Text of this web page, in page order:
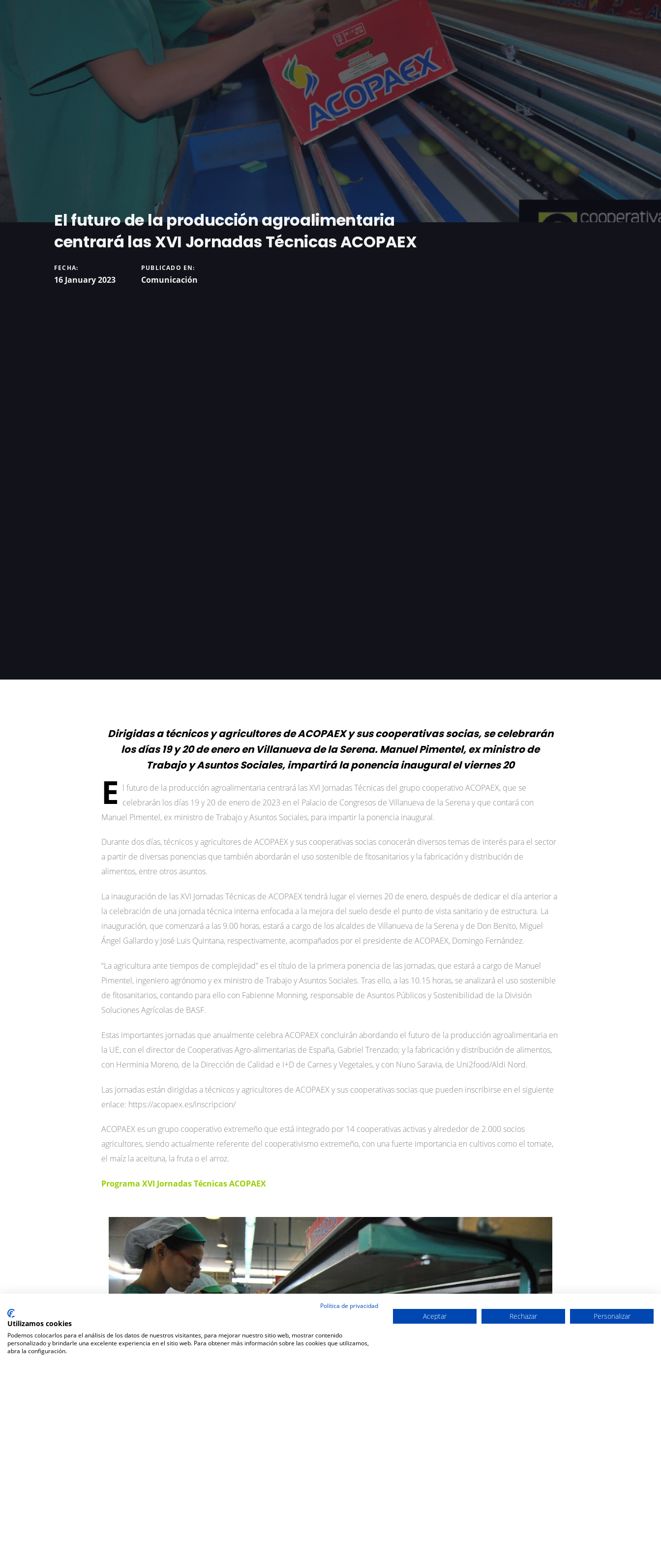
El futuro de la producción agroalimentaria
centrará las XVI Jornadas Técnicas ACOPAEX
FECHA:
16 January 2023
PUBLICADO EN:
Comunicación
Dirigidas a técnicos y agricultores de ACOPAEX y sus cooperativas socias, se celebrarán
los días 19 y 20 de enero en Villanueva de la Serena. Manuel Pimentel, ex ministro de
Trabajo y Asuntos Sociales, impartirá la ponencia inaugural el viernes 20
E l futuro de la producción agroalimentaria centrará las XVI Jornadas Técnicas del grupo cooperativo ACOPAEX, que se
celebrarán los días 19 y 20 de enero de 2023 en el Palacio de Congresos de Villanueva de la Serena y que contará con
Manuel Pimentel, ex ministro de Trabajo y Asuntos Sociales, para impartir la ponencia inaugural.
Durante dos días, técnicos y agricultores de ACOPAEX y sus cooperativas socias conocerán diversos temas de interés para el sector
a partir de diversas ponencias que también abordarán el uso sostenible de fitosanitarios y la fabricación y distribución de
alimentos, entre otros asuntos.
La inauguración de las XVI Jornadas Técnicas de ACOPAEX tendrá lugar el viernes 20 de enero, después de dedicar el día anterior a
la celebración de una jornada técnica interna enfocada a la mejora del suelo desde el punto de vista sanitario y de estructura. La
inauguración, que comenzará a las 9.00 horas, estará a cargo de los alcaldes de Villanueva de la Serena y de Don Benito, Miguel
Ángel Gallardo y José Luis Quintana, respectivamente, acompañados por el presidente de ACOPAEX, Domingo Fernández.
“La agricultura ante tiempos de complejidad” es el título de la primera ponencia de las jornadas, que estará a cargo de Manuel
Pimentel, ingeniero agrónomo y ex ministro de Trabajo y Asuntos Sociales. Tras ello, a las 10.15 horas, se analizará el uso sostenible
de fitosanitarios, contando para ello con Fabienne Monning, responsable de Asuntos Públicos y Sostenibilidad de la División
Soluciones Agrícolas de BASF.
Estas importantes jornadas que anualmente celebra ACOPAEX concluirán abordando el futuro de la producción agroalimentaria en
la UE, con el director de Cooperativas Agro-alimentarias de España, Gabriel Trenzado; y la fabricación y distribución de alimentos,
con Herminia Moreno, de la Dirección de Calidad e I+D de Carnes y Vegetales, y con Nuno Saravia, de Uni2food/Aldi Nord.
Las jornadas están dirigidas a técnicos y agricultores de ACOPAEX y sus cooperativas socias que pueden inscribirse en el siguiente
enlace: https://acopaex.es/inscripcion/
ACOPAEX es un grupo cooperativo extremeño que está integrado por 14 cooperativas activas y alrededor de 2.000 socios
agricultores, siendo actualmente referente del cooperativismo extremeño, con una fuerte importancia en cultivos como el tomate,
el maíz la aceituna, la fruta o el arroz.
Programa XVI Jornadas Técnicas ACOPAEX
Política de privacidad
Utilizamos cookies
Podemos colocarlos para el análisis de los datos de nuestros visitantes, para mejorar nuestro sitio web, mostrar contenido
personalizado y brindarle una excelente experiencia en el sitio web. Para obtener más información sobre las cookies que utilizamos,
abra la configuración.
Aceptar Rechazar Personalizar